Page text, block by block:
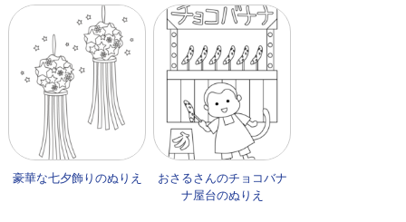
豪華な七夕飾りのぬりえ
おさるさんのチョコバナ
ナ屋台のぬりえ